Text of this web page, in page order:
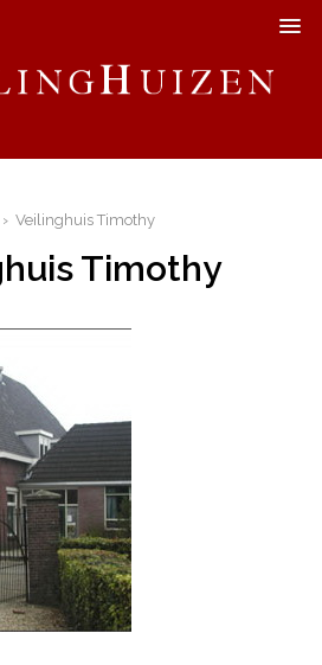
› Veilinghuis Timothy
Timothy